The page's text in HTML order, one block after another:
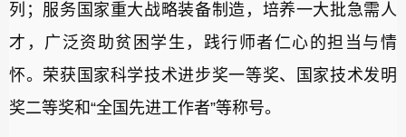
列；服务国家重大战略装备制造，培养一大批急需人
才，广泛资助贫困学生，践行师者仁心的担当与情
怀。荣获国家科学技术进步奖一等奖、国家技术发明
奖二等奖和“全国先进工作者”等称号。